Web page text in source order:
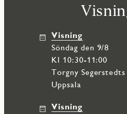
Visning
söndag den 9/8
Kl 10:30-11:00
Torgny
Uppsala
Visning